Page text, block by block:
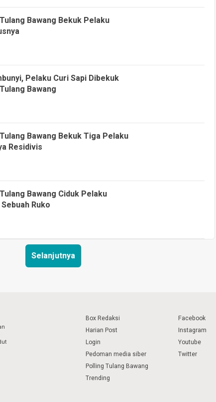
Bawang Bekuk Pelaku
Pelaku Curi Sapi Dibekuk
Bawang
Bawang Bekuk Tiga Pelaku
Residivis
Bawang Ciduk Pelaku
Ruko
Selanjutnya
Box Redaksi
Harian Post
Login
Pedoman media siber
Polling Tulang Bawang
Trending
Facebook
Instagram
Youtube
Twitter